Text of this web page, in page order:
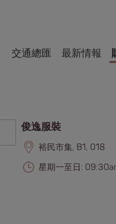
交通總匯 最新情報
俊逸服裝
裕民市集, B1, 018
星期一至日: